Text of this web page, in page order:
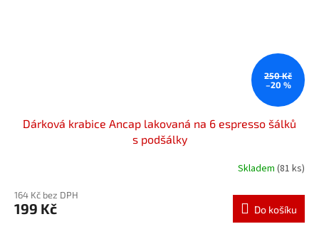
250 Kč
–20 %
Dárková krabice Ancap lakovaná na 6 espresso šálků
s podšálky
Skladem (81 ks)
164 Kč bez DPH
199 Kč Do košíku